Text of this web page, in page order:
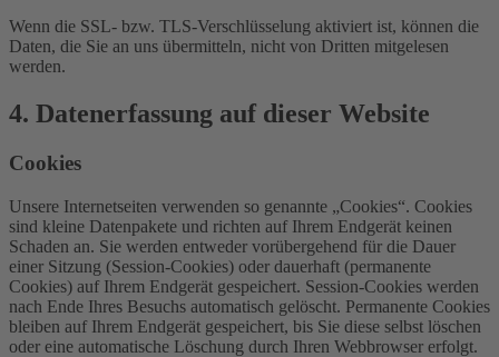
Wenn die SSL- bzw. TLS-Verschlüsselung aktiviert ist, können die
Daten, die Sie an uns übermitteln, nicht von Dritten mitgelesen
werden.
4. Datenerfassung auf dieser Website
Cookies
Unsere Internetseiten verwenden so genannte „Cookies“. Cookies
sind kleine Datenpakete und richten auf Ihrem Endgerät keinen
Schaden an. Sie werden entweder vorübergehend für die Dauer
einer Sitzung (Session-Cookies) oder dauerhaft (permanente
Cookies) auf Ihrem Endgerät gespeichert. Session-Cookies werden
nach Ende Ihres Besuchs automatisch gelöscht. Permanente Cookies
bleiben auf Ihrem Endgerät gespeichert, bis Sie diese selbst löschen
oder eine automatische Löschung durch Ihren Webbrowser erfolgt.